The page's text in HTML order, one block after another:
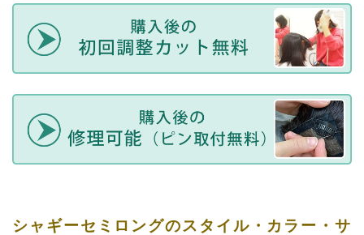
シャギーセミロングのスタイル・カラー・サ